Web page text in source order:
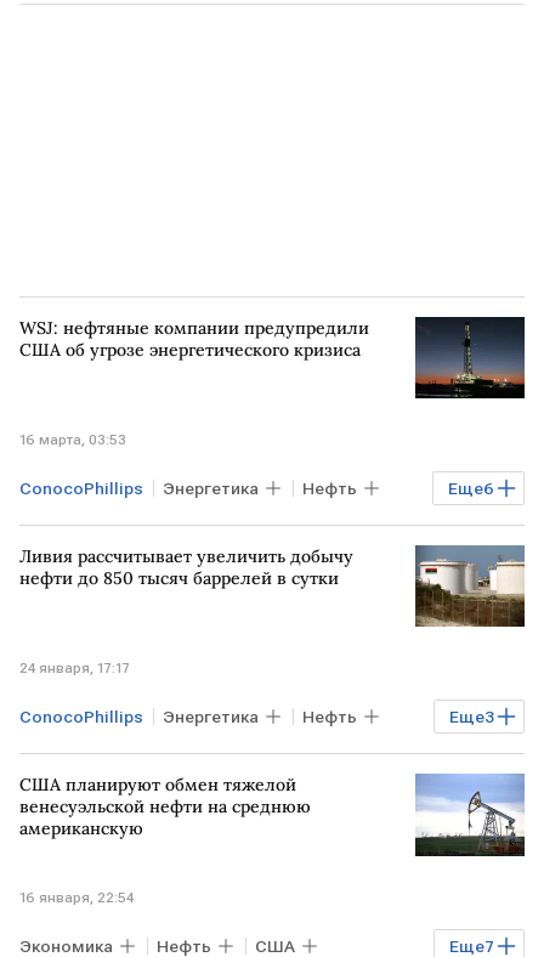
Латакия QatarEnergy TotalEnergies
WSJ: нефтяные компании предупредили
США об угрозе энергетического кризиса
16 марта, 03:53
Еще6
ConocoPhillips Энергетика Нефть
Экономика США
Ормузский пролив ИРАН
Ливия рассчитывает увеличить добычу
нефти до 850 тысяч баррелей в сутки
24 января, 17:17
Еще3
ConocoPhillips Энергетика Нефть
ЛИВИЯ TotalEnergies Chevron
США планируют обмен тяжелой
венесуэльской нефти на среднюю
американскую
16 января, 22:54
Еще7
Экономика Нефть США